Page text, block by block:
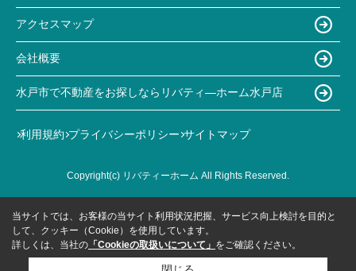
アクセスマップ
会社概要
水戸市で不動産をお探しならリバティ―ホーム水戸店
利用規約 プライバシーポリシー サイトマップ
Copyright(c) リバティーホーム All Rights Reserved.
当サイトでは、お客様の当サイト利用状況把握、サービス向上検討を目的と
して、クッキー（Cookie）を使用しています。
詳しくは、当社の 「Cookieの取扱いについて」 をご確認ください。